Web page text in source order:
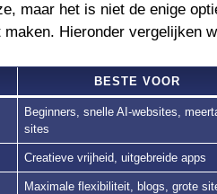
maar het is niet de enige
Hieronder vergelijken
BESTE VOOR
Beginners, snelle AI-websites,
sites
Creatieve vrijheid, uitgebreide apps
Maximale flexibiliteit, blogs, grote